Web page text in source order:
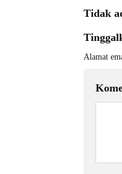
Tidak
Alamat